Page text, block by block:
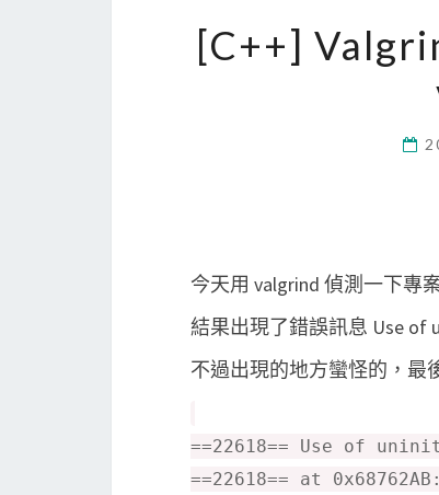
[C++]
今天用 valgrind 偵測一下專
結果出現了錯誤訊息 Use of
不過出現的地方蠻怪的，最
==22618== Use of
==22618== at